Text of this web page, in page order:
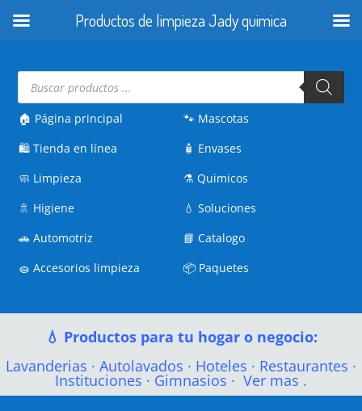
Búsqueda
productos
🏠 Página principal
🛍️Tienda en línea
🧼 Limpieza
🚿 Higiene
🚗Automotriz
🧽Accesorios limpieza
🐾 Mascotas
🧴 Envases
⚗️Quimicos
💧Soluciones
📘Catalogo
📦 Paquetes
💧 Productos para tu hogar o negocio:
Lavanderias · Autolavados · Hoteles · Restaurantes ·
Instituciones · Gimnasios · Ver mas .
Productos de limpieza Jady quimica